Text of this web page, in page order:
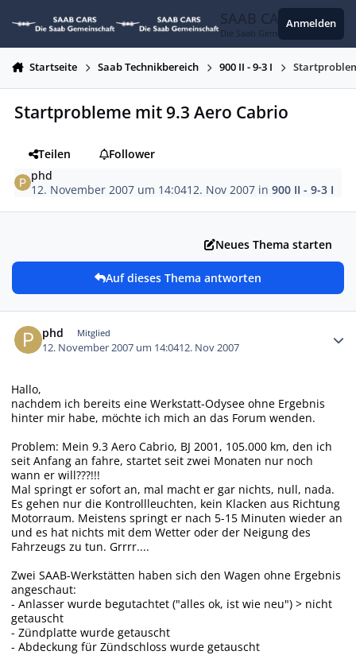
SAAB CARS
Die Saab Gemeinschaft
Anmelden
Startseite Saab Technikbereich 900 II - 9-3 I
Startprobleme mit 9.3 Aero Cabrio
Teilen
Follower
phd
12. November 2007 um 14:0412. Nov 2007 in900 II - 9-3 I
Neues Thema starten
Auf dieses Thema antworten
phd Mitglied
12. November 2007 um 14:0412. Nov 2007
Hallo,
nachdem ich bereits eine Werkstatt-Odysee ohne Ergebnis
hinter mir habe, möchte ich mich an das Forum wenden.
Problem: Mein 9.3 Aero Cabrio, BJ 2001, 105.000 km, den ich
seit Anfang an fahre, startet seit zwei Monaten nur noch
wann er will???!!!
Mal springt er sofort an, mal macht er gar nichts, null, nada.
Es gehen nur die Kontrollleuchten, kein Klacken aus Richtung
Motorraum. Meistens springt er nach 5-15 Minuten wieder an
und es hat nichts mit dem Wetter oder der Neigung des
Fahrzeugs zu tun. Grrrr....
Zwei SAAB-Werkstätten haben sich den Wagen ohne Ergebnis
angeschaut:
- Anlasser wurde begutachtet ("alles ok, ist wie neu") > nicht
getauscht
- Zündplatte wurde getauscht
- Abdeckung für Zündschloss wurde getauscht